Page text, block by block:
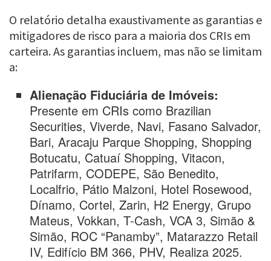
O relatório detalha exaustivamente as garantias e
mitigadores de risco para a maioria dos CRIs em
carteira. As garantias incluem, mas não se limitam
a:
Alienação Fiduciária de Imóveis:
Presente em CRIs como Brazilian
Securities, Viverde, Navi, Fasano Salvador,
Bari, Aracaju Parque Shopping, Shopping
Botucatu, Catuaí Shopping, Vitacon,
Patrifarm, CODEPE, São Benedito,
Localfrio, Pátio Malzoni, Hotel Rosewood,
Dínamo, Cortel, Zarin, H2 Energy, Grupo
Mateus, Vokkan, T-Cash, VCA 3, Simão &
Simão, ROC “Panamby”, Matarazzo Retail
IV, Edifício BM 366, PHV, Realiza 2025.